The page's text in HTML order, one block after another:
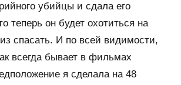
убийцы и сдала его
теперь он будет охотиться на
спасать. И по всей видимости,
всегда бывает в фильмах
я сделала на 48